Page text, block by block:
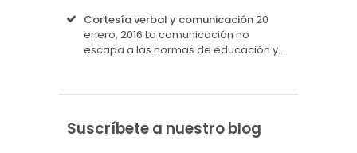
Cortesía verbal y comunicación20
enero, 2016 La comunicación no
escapa a las normas de educación y…
Suscríbete a nuestro blog